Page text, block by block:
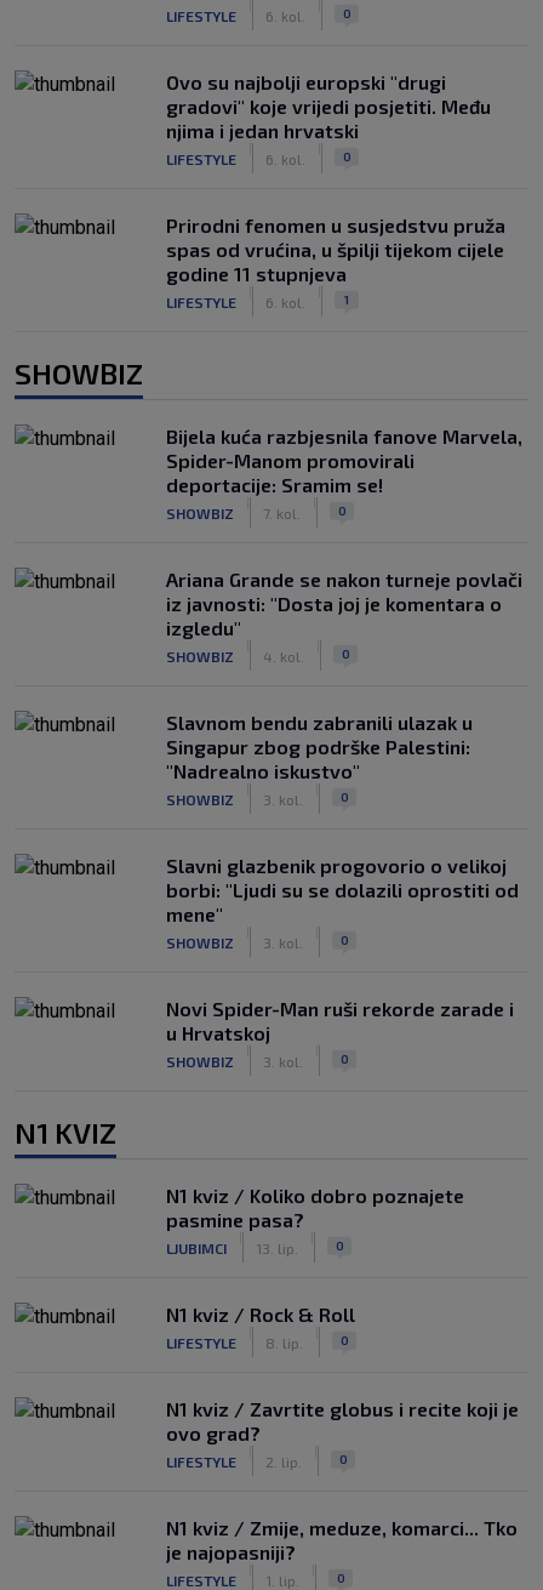
LIFESTYLE 6. kol. 0
Ovo su najbolji europski "drugi
gradovi" koje vrijedi posjetiti. Među
njima i jedan hrvatski
LIFESTYLE 6. kol. 0
Prirodni fenomen u susjedstvu pruža
spas od vrućina, u špilji tijekom cijele
godine 11 stupnjeva
LIFESTYLE 6. kol. 1
SHOWBIZ
Bijela kuća razbjesnila fanove Marvela,
Spider-Manom promovirali
deportacije: Sramim se!
SHOWBIZ 7. kol. 0
Ariana Grande se nakon turneje povlači
iz javnosti: "Dosta joj je komentara o
izgledu"
SHOWBIZ 4. kol. 0
Slavnom bendu zabranili ulazak u
Singapur zbog podrške Palestini:
"Nadrealno iskustvo"
SHOWBIZ 3. kol. 0
Slavni glazbenik progovorio o velikoj
borbi: "Ljudi su se dolazili oprostiti od
mene"
SHOWBIZ 3. kol. 0
Novi Spider-Man ruši rekorde zarade i
u Hrvatskoj
SHOWBIZ 3. kol. 0
N1 KVIZ
N1 kviz / Koliko dobro poznajete
pasmine pasa?
LJUBIMCI 13. lip. 0
N1 kviz / Rock & Roll
LIFESTYLE 8. lip. 0
N1 kviz / Zavrtite globus i recite koji je
ovo grad?
LIFESTYLE 2. lip. 0
N1 kviz / Zmije, meduze, komarci... Tko
je najopasniji?
LIFESTYLE 1. lip. 0